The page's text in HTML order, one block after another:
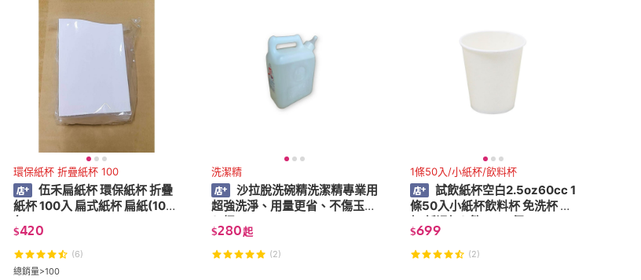
環保紙杯 折疊紙杯 100
伍禾扁紙杯 環保紙杯 折疊
紙杯 100入 扁式紙杯 扁紙(10
包)
$420
(6)
總銷量>100
洗潔精
沙拉脫洗碗精洗潔精專業用
超強洗淨、用量更省、不傷玉手
(2桶)
$280起
(2)
1條50入/小紙杯/飲料杯
試飲紙杯空白2.5oz60cc 1
條50入小紙杯飲料杯 免洗杯 紙
杯 紙湯杯(1箱2000個)
$699
(2)